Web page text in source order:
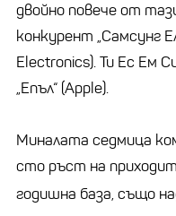
двойно повече от
конкурент „Самсунг
Electronics). Ти Ес Ем
„Епъл“ (Apple).
Миналата седмица
сто ръст на
годишна база, също